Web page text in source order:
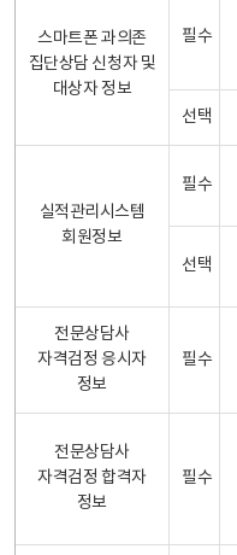
스마트폰 과의존
집단상담 신청자 및
대상자 정보
필수
선택
실적관리시스템
회원정보
필수
선택
전문상담사
자격검정 응시자
정보
필수
전문상담사
자격검정 합격자
정보
필수